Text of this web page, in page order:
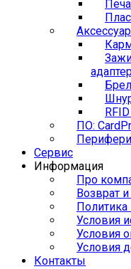
ПО:
Сервис
Информация
Про
Возврат
Условия
Условия
Условия
Контакты